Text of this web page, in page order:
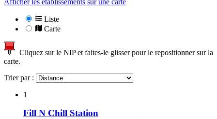
Liste
Carte
Cliquez sur le NIP et faites-le glisser pour le repositionner sur la
carte.
Trier par :
1
Fill N Chill Station